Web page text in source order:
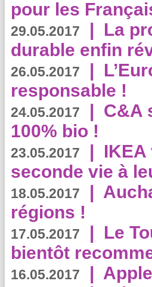
pour les
29.05.2017 | La
durable enfin
26.05.2017 |
responsable !
24.05.2017 | C&A
100% bio !
23.05.2017 |
seconde vie à
18.05.2017 |
régions !
17.05.2017 | Le
bientôt
16.05.2017 |